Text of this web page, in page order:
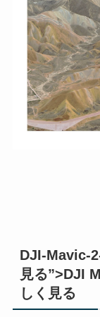
DJI-Mavic-
見る”>DJI
しく見る